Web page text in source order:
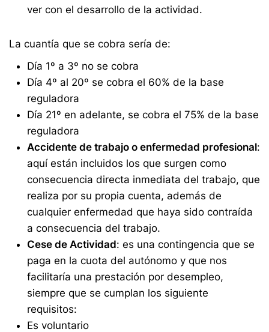
ver con el desarrollo de la actividad.
La cuantía que se cobra sería de:
Día 1º a 3º no se cobra
Día 4º al 20º se cobra el 60% de la base
reguladora
Día 21º en adelante, se cobra el 75% de la base
reguladora
Accidente de trabajo o enfermedad profesional:
aquí están incluidos los que surgen como
consecuencia directa inmediata del trabajo, que
realiza por su propia cuenta, además de
cualquier enfermedad que haya sido contraída
a consecuencia del trabajo.
Cese de Actividad: es una contingencia que se
paga en la cuota del autónomo y que nos
facilitaría una prestación por desempleo,
siempre que se cumplan los siguiente
requisitos:
Es voluntario